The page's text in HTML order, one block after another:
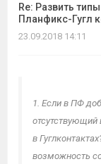
Re: Развить
Планфикс-Гугл
23.09.2018 14:11
1. Если в ПФ
отсутствующий
в
возможность